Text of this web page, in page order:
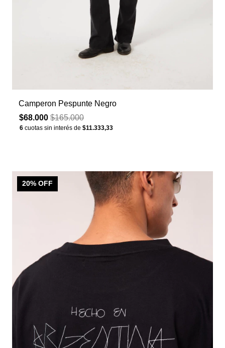
Camperon Pespunte Negro
$68.000 $165.000
6 cuotas sin interés de $11.333,33
20% OFF